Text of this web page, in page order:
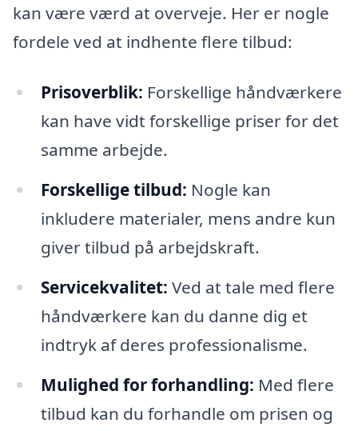
kan være værd at overveje. Her er nogle
fordele ved at indhente flere tilbud:
Prisoverblik: Forskellige håndværkere
kan have vidt forskellige priser for det
samme arbejde.
Forskellige tilbud: Nogle kan
inkludere materialer, mens andre kun
giver tilbud på arbejdskraft.
Servicekvalitet: Ved at tale med flere
håndværkere kan du danne dig et
indtryk af deres professionalisme.
Mulighed for forhandling: Med flere
tilbud kan du forhandle om prisen og